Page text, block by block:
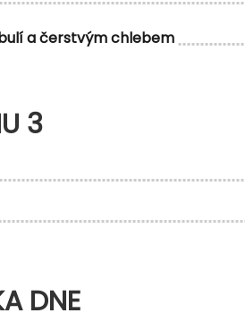
a čerstvým chlebem
3
DNE